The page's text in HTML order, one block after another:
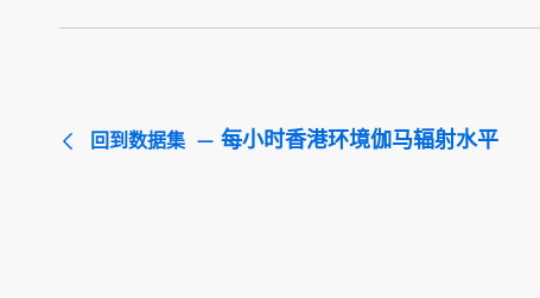
回到数据集 每小时香港环境伽马辐射水平